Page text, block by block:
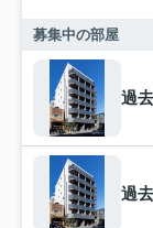
募集中の部屋
過
過